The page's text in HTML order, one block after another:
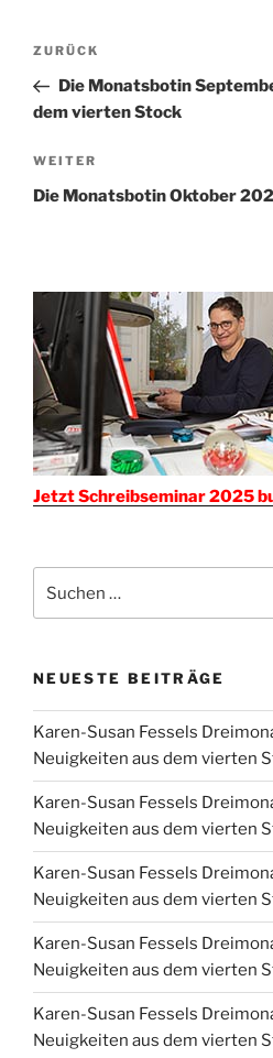
Beitragsnavigation
Vorheriger
Beitrag
ZURÜCK
Die Monatsbotin
dem vierten Stock
Nächster
Beitrag
WEITER
Die Monatsbotin Oktober
Jetzt Schreibseminar 2025
nach:
NEUESTE BEITRÄGE
Karen-Susan Fessels
Neuigkeiten aus dem vierten
Karen-Susan Fessels
Neuigkeiten aus dem vierten
Karen-Susan Fessels
Neuigkeiten aus dem vierten
Karen-Susan Fessels
Neuigkeiten aus dem vierten
Karen-Susan Fessels
Neuigkeiten aus dem vierten